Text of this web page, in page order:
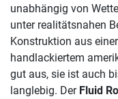
unabhängig von
unter realitätsnahen
Konstruktion aus
handlackiertem
gut aus, sie ist auch
langlebig. Der Fluid